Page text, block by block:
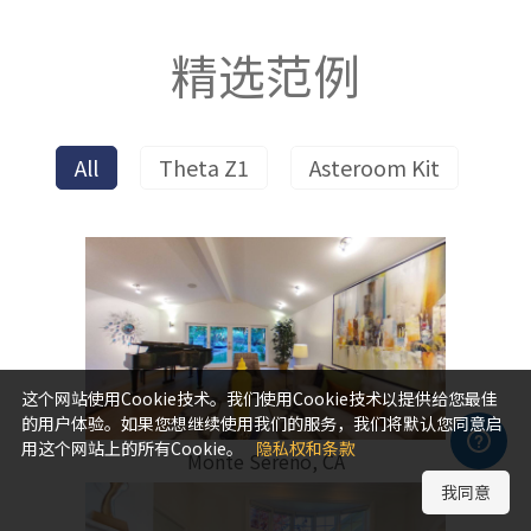
精选范例
All Theta Z1 Asteroom Kit
Monte Sereno, CA
这个网站使用Cookie技术。我们使用Cookie技术以提供给您最佳
的用户体验。如果您想继续使用我们的服务，我们将默认您同意启
用这个网站上的所有Cookie。
隐私权和条款
我同意